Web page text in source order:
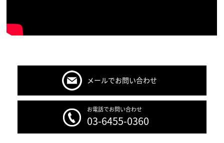
メールでお問い合わせ
お電話でお問い合わせ
03-6455-0360